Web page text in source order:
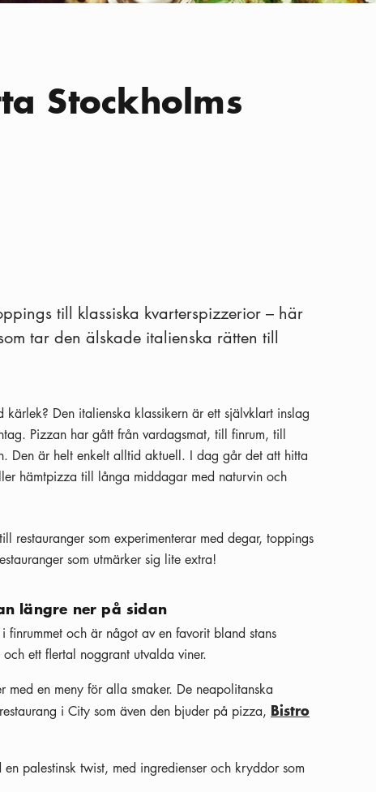
Stockholms
till klassiska kvarterspizzerior – här
tar den älskade italienska rätten till
Den italienska klassikern är ett självklart inslag
Pizzan har gått från vardagsmat, till finrum, till
Den är helt enkelt alltid aktuell. I dag går det att hitta
hämtpizza till långa middagar med naturvin och
restauranger som experimenterar med degar, toppings
som utmärker sig lite extra!
längre ner på sidan
finrummet och är något av en favorit bland stans
ett flertal noggrant utvalda viner.
med en meny för alla smaker. De neapolitanska
i City som även den bjuder på pizza, Bistro
palestinsk twist, med ingredienser och kryddor som